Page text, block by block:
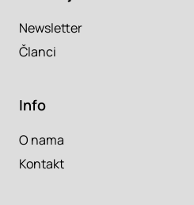
Newsletter
Članci
Info
O nama
Kontakt